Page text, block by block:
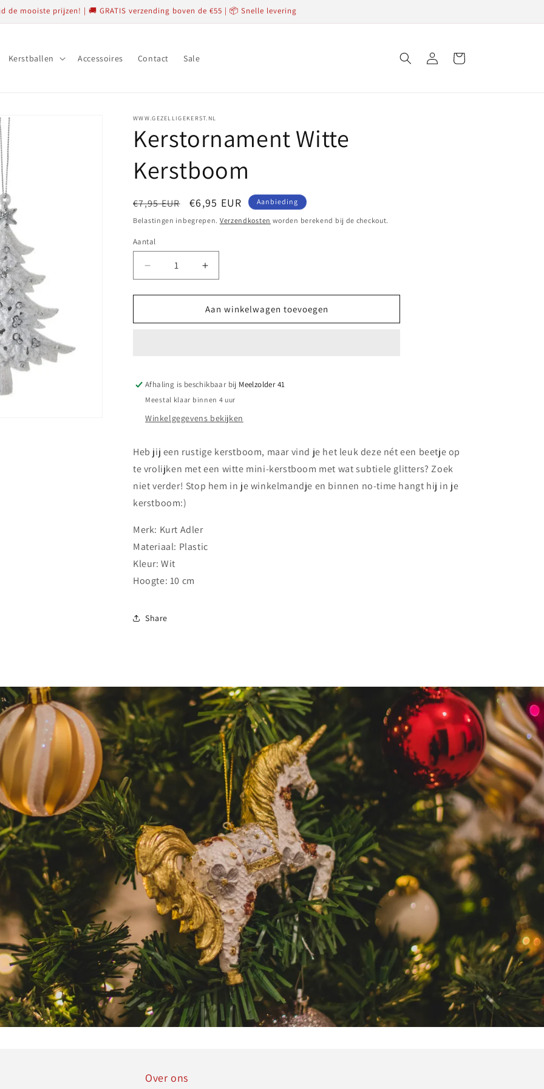
de mooiste prijzen! | 🚚 GRATIS verzending boven de €55 | 📦 Snelle levering
Kerstballen Accessoires Contact Sale InloggenWinkelwagen
WWW.GEZELLIGEKERST.NL
Kerstornament Witte
Kerstboom
Normale
prijs
€7,95 EUR Aanbiedingsprijs
€6,95 EUR Aanbieding
Belastingen inbegrepen. Verzendkosten worden berekend bij de checkout.
Aantal
Aantal
Aantal
verlagen
voor
Kerstornament
Witte
Aantal
verhogen
voor
Kerstornament
Witte
Aan winkelwagen toevoegen
Afhaling is beschikbaar bij Meelzolder 41
Meestal klaar binnen 4 uur
Winkelgegevens bekijken
Heb jij een rustige kerstboom, maar vind je het leuk deze nét een beetje op
te vrolijken met een witte mini-kerstboom met wat subtiele glitters? Zoek
niet verder! Stop hem in je winkelmandje en binnen no-time hangt hij in je
kerstboom:)
Merk: Kurt Adler
Materiaal: Plastic
Kleur: Wit
Hoogte: 10 cm
Share
Over ons